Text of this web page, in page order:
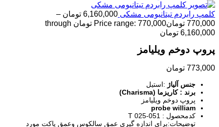
کلمپ رابردم تیتانیومی مشکی 6,160,000 تومان –
770,000 تومان
Price range: 770,000 تومان through
6,160,000 تومان
پروپ دوخم ویلیامز
773,000 تومان
جنس آلیاژ :استیل
برند : کاریزما (Charisma)
پروپ دوخم ویلیامز
probe william
کدمحصول : 051-025 T
توضیحات:برای اندازه گیری عمق سالکوس وعمق پاکت مورد